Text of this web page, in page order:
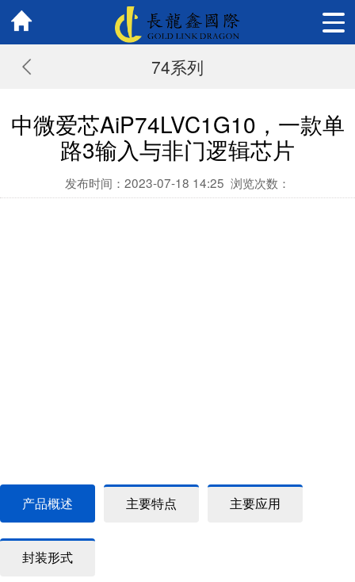
74系列
中微爱芯AiP74LVC1G10，一款单
路3输入与非门逻辑芯片
发布时间：2023-07-18 14:25 浏览次数：
产品概述 主要特点 主要应用
封装形式